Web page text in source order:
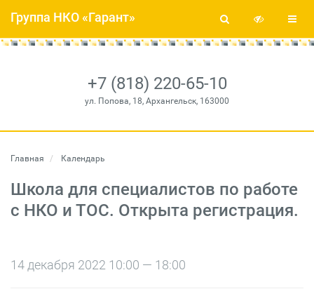
+7 (818) 220-65-10
ул. Попова, 18, Архангельск, 163000
Группа НКО «Гарант»
Главная Календарь
Школа для специалистов по работе
с НКО и ТОС. Открыта регистрация.
14 декабря 2022 10:00 — 18:00